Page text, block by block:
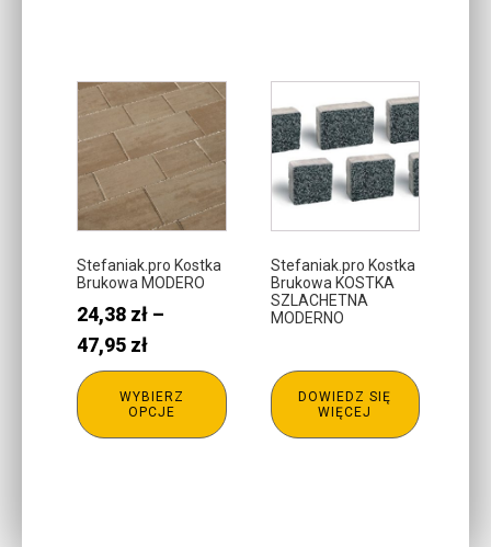
Stefaniak.pro Kostka
Brukowa MODERO
24,38 zł –
47,95 złZakres
cen:
od
24,38 zł
WYBIERZ
OPCJE
Ten
produkt
ma
wiele
wariantów.
Opcje
można
wybrać
na
stronie
produktu
Stefaniak.pro Kostka
Brukowa KOSTKA
SZLACHETNA
MODERNO
DOWIEDZ SIĘ
WIĘCEJ